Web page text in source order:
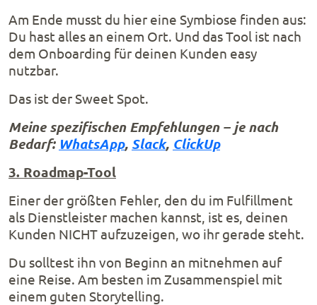
Am Ende musst du hier eine Symbiose finden aus:
Du hast alles an einem Ort. Und das Tool ist nach
dem Onboarding für deinen Kunden easy
nutzbar.
Das ist der Sweet Spot.
Meine spezifischen Empfehlungen – je nach
Bedarf: WhatsApp, Slack, ClickUp
3. Roadmap-Tool
Einer der größten Fehler, den du im Fulfillment
als Dienstleister machen kannst, ist es, deinen
Kunden NICHT aufzuzeigen, wo ihr gerade steht.
Du solltest ihn von Beginn an mitnehmen auf
eine Reise. Am besten im Zusammenspiel mit
einem guten Storytelling.